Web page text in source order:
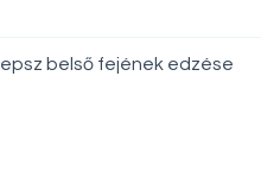
belső fejének edzése